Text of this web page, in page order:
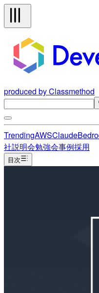
produced by Classmethod
TrendingAWSClaude
社説明会勉強会事例採用
目次